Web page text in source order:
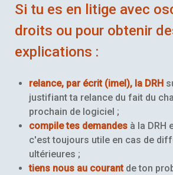
Si tu es en litige avec
droits ou pour obtenir
explications :
relance, par écrit (imel), la DRH
justifiant ta relance du fait du
prochain de logiciel ;
compile tes demandes à la DRH
c'est toujours utile en cas de
ultérieures ;
tiens nous au courantde ton